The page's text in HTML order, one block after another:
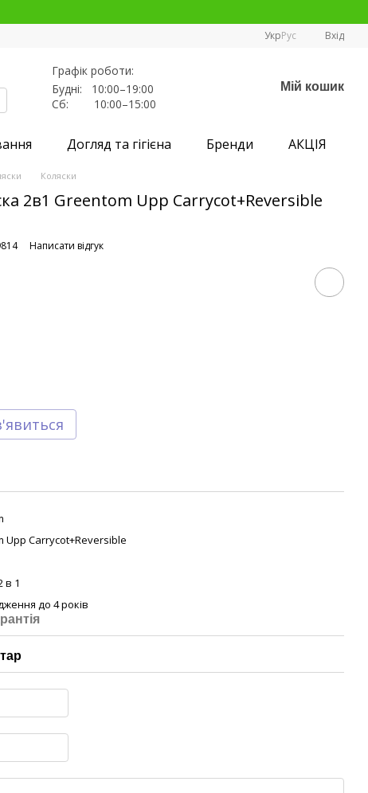
УкрРус Вхід
Графік роботи:
Будні: 10:00–19:00
Сб: 10:00–15:00
Мій кошик
Догляд та гігієна Бренди АКЦІЯ
Коляски
2в1 Greentom Upp Carrycot+Reversible
Написати відгук
Upp Carrycot+Reversible
в 1
до 4 років